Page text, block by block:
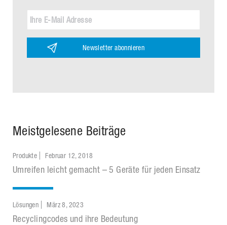
Newsletter abonnieren
Meistgelesene Beiträge
Produkte Februar 12, 2018
Umreifen leicht gemacht – 5 Geräte für jeden Einsatz
Lösungen März 8, 2023
Recyclingcodes und ihre Bedeutung